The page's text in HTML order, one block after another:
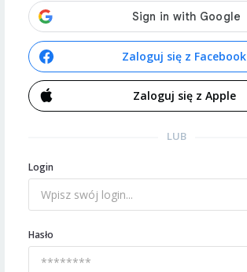
Zaloguj się z Facebook
Zaloguj się z Apple
LUB
Login
Hasło